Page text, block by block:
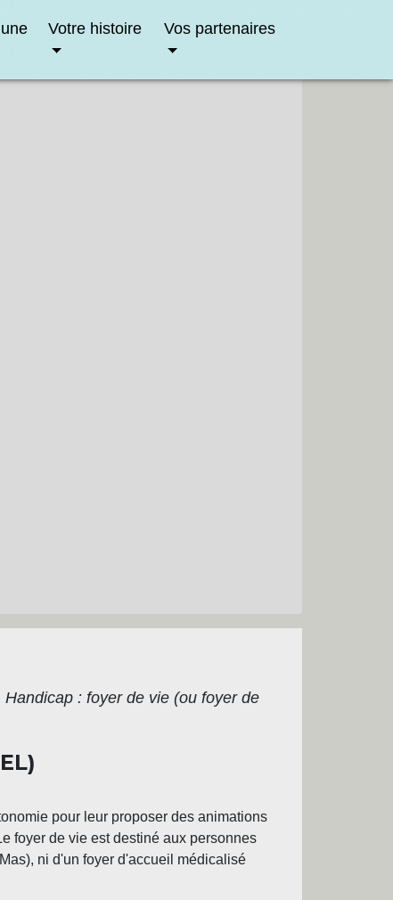
Votre histoire Vos partenaires
Handicap : foyer de vie (ou foyer de
pour leur proposer des animations
foyer de vie est destiné aux personnes
ni d'un foyer d'accueil médicalisé